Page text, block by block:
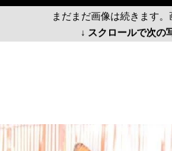
まだまだ画像は続きます。
↓ スクロールで次の